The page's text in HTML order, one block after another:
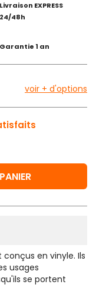
Livraison EXPRESS
24/48h
Garantie 1 an
voir + d'options
en vinyle. Ils
usages
se portent